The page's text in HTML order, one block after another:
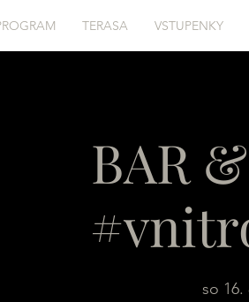
TERASA VSTUPENKY
BAR
so 16.